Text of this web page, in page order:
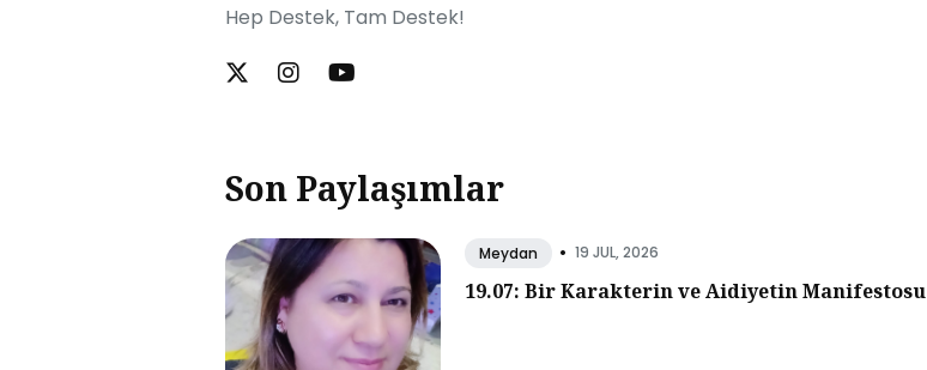
Hep Destek, Tam Destek!
Son Paylaşımlar
Meydan • 19 JUL, 2026
19.07: Bir Karakterin ve Aidiyetin Manifestosu